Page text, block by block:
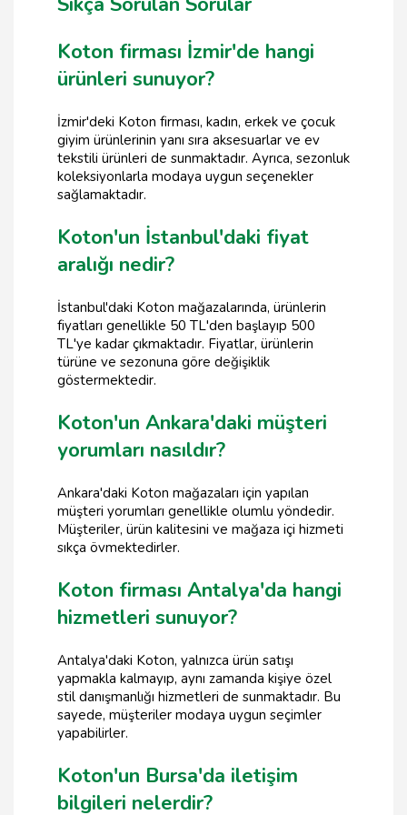
Koton firması İzmir'de hangi
ürünleri sunuyor?
İzmir'deki Koton firması, kadın, erkek ve çocuk
giyim ürünlerinin yanı sıra aksesuarlar ve ev
tekstili ürünleri de sunmaktadır. Ayrıca, sezonluk
koleksiyonlarla modaya uygun seçenekler
sağlamaktadır.
Koton'un İstanbul'daki fiyat
aralığı nedir?
İstanbul'daki Koton mağazalarında, ürünlerin
fiyatları genellikle 50 TL'den başlayıp 500
TL'ye kadar çıkmaktadır. Fiyatlar, ürünlerin
türüne ve sezonuna göre değişiklik
göstermektedir.
Koton'un Ankara'daki müşteri
yorumları nasıldır?
Ankara'daki Koton mağazaları için yapılan
müşteri yorumları genellikle olumlu yöndedir.
Müşteriler, ürün kalitesini ve mağaza içi hizmeti
sıkça övmektedirler.
Koton firması Antalya'da hangi
hizmetleri sunuyor?
Antalya'daki Koton, yalnızca ürün satışı
yapmakla kalmayıp, aynı zamanda kişiye özel
stil danışmanlığı hizmetleri de sunmaktadır. Bu
sayede, müşteriler modaya uygun seçimler
yapabilirler.
Koton'un Bursa'da iletişim
bilgileri nelerdir?